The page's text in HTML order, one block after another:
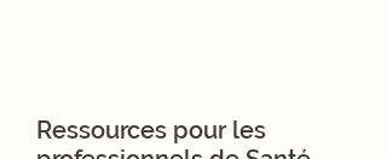
Ressources pour les